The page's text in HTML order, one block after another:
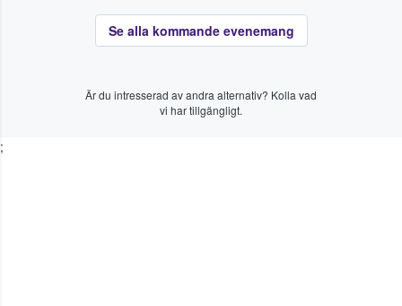
Se alla kommande evenemang
Är du intresserad av andra alternativ? Kolla vad
vi har tillgängligt.
;